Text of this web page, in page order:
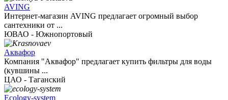
AVING
Интернет-магазин AVING предлагает огромный выбор
сантехники от ...
ЮВАО - Южнопортовый
Аквафор
Компания "Аквафор" предлагает купить фильтры для воды
(кувшины ...
ЦАО - Таганский
Ecology-system